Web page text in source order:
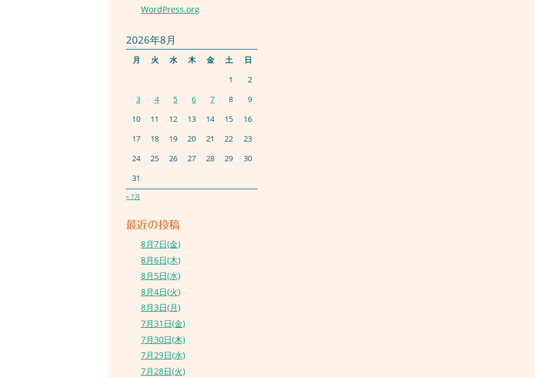
WordPress.org
2026年8月
月 火 水 木 金 土
日
1
2
3
4 5 6 7 8
9
10
11 12 13 14 15
16
17
18 19 20 21 22
23
24
25 26 27 28 29
30
31
« 7月
最近の投稿
8月7日(金)
8月6日(木)
8月5日(水)
8月4日(火)
8月3日(月)
7月31日(金)
7月30日(木)
7月29日(水)
7月28日(火)